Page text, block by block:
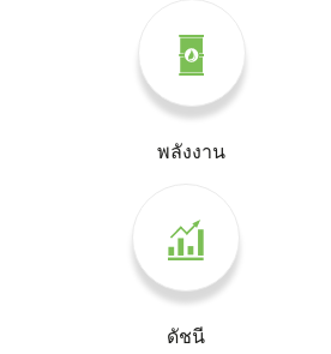
พลังงาน
ดัชนี